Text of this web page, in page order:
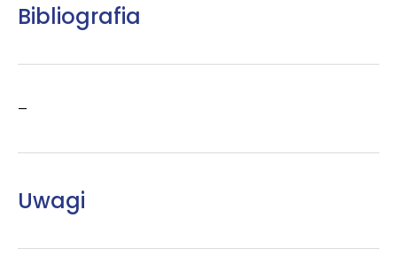
Bibliografia
–
Uwagi